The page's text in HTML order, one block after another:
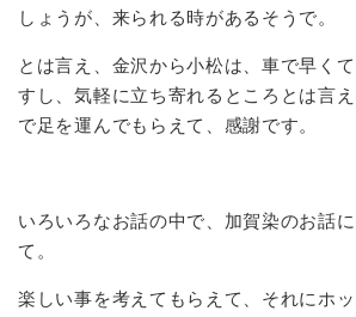
しょうが、来られる時があるそうで。
とは言え、金沢から小松は、車で早く
すし、気軽に立ち寄れるところとは言
で足を運んでもらえて、感謝です。
いろいろなお話の中で、加賀染のお話
て。
楽しい事を考えてもらえて、それにホ